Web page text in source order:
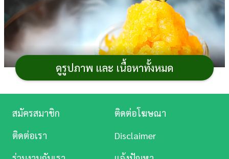
ช่วงนี้เข้าหน้าร้อนเต็ม ๆ แล้ว อากาศร้อนจนแทบจะไม่
ดูรูปภาพ และ เนื้อหาทั้งหมด
บันเทิง
ดู
หนัง
สมัครสมาชิก
ติดต่อโฆษณา
ติดต่อเรา
Disclaimer